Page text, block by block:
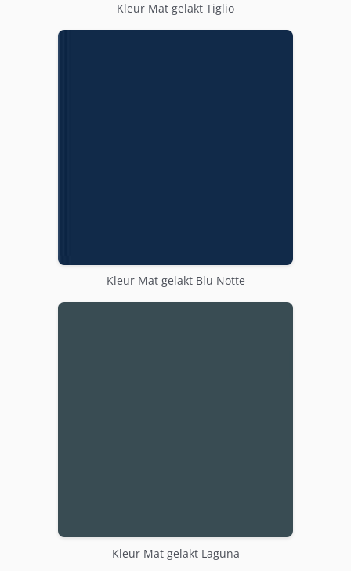
Kleur Mat gelakt Tiglio
Kleur Mat gelakt Blu Notte
Kleur Mat gelakt Laguna